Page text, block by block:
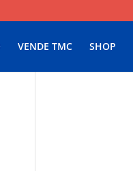
VENDE TMC SHOP